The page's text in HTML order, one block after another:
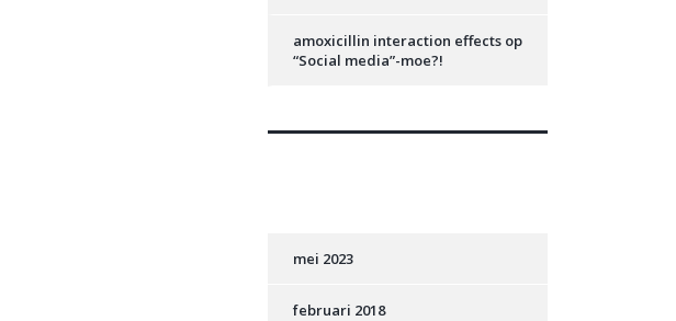
amoxicillin interaction effects op
“Social media”-moe?!
mei 2023
februari 2018